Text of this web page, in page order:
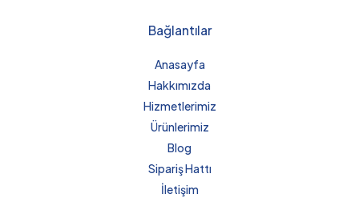
Bağlantılar
Anasayfa
Hakkımızda
Hizmetlerimiz
Ürünlerimiz
Blog
Sipariş Hattı
İletişim